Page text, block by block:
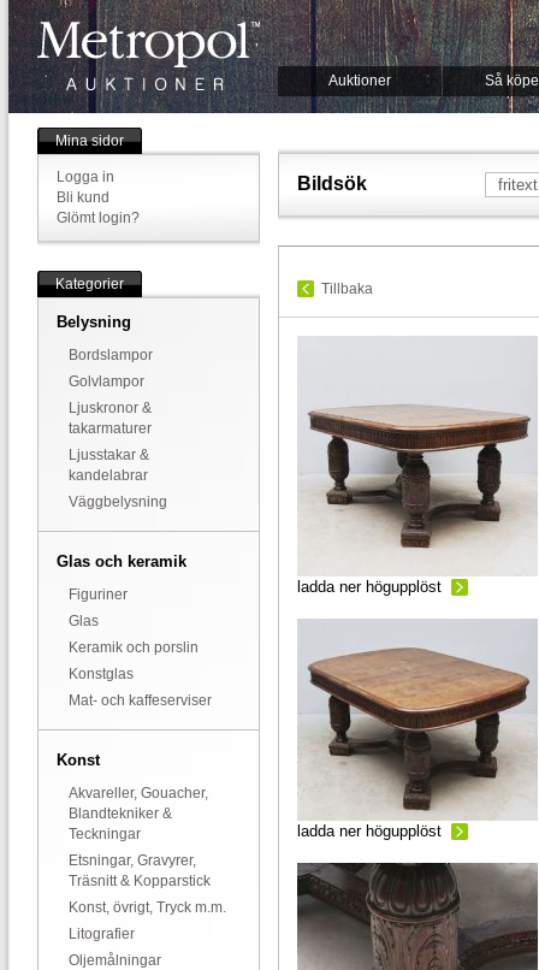
Auktioner Så
Mina sidor
Logga in
Bli kund
Glömt login?
Kategorier
Belysning
Bordslampor
Golvlampor
Ljuskronor &
takarmaturer
Ljusstakar &
kandelabrar
Väggbelysning
Glas och keramik
Figuriner
Glas
Keramik och porslin
Konstglas
Mat- och kaffeserviser
Konst
Akvareller, Gouacher,
Blandtekniker &
Teckningar
Etsningar, Gravyrer,
Träsnitt & Kopparstick
Konst, övrigt, Tryck m.m.
Litografier
Oljemålningar
Bildsök
Tillbaka
ladda ner högupplöst
ladda ner högupplöst